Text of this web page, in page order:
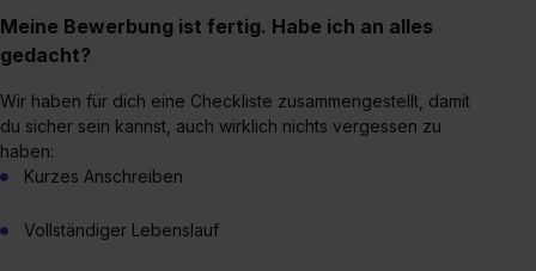
erlauben“. Die Einwilligung zur Platzierung von Cookies
der Kategorien „Präferenzen“, „Statistiken“ und „Social
zur Übermittlung deiner Daten in die USA (Art. 49 Abs. 1
S. 1 lit. a) DS-GVO). Die USA verfügen über kein
angemessenes Datenschutzniveau (EuGH – Schrems
Wirkung für die Zukunft ganz oder teilweise über unsere
Meine Bewerbung ist fertig. Habe ich an alles
gedacht?
Wir haben für dich eine Checkliste zusammengestellt, damit
du sicher sein kannst, auch wirklich nichts vergessen zu
haben:
Kurzes Anschreiben
Vollständiger Lebenslauf